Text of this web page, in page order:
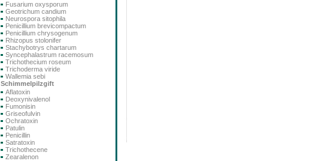
Fusarium oxysporum
Geotrichum candium
Neurospora sitophila
Penicillium brevicompactum
Penicillium chrysogenum
Rhizopus stolonifer
Stachybotrys chartarum
Syncephalastrum racemosum
Trichothecium roseum
Trichoderma viride
Wallemia sebi
Schimmelpilzgift
Aflatoxin
Deoxynivalenol
Fumonisin
Griseofulvin
Ochratoxin
Patulin
Penicillin
Satratoxin
Trichothecene
Zearalenon